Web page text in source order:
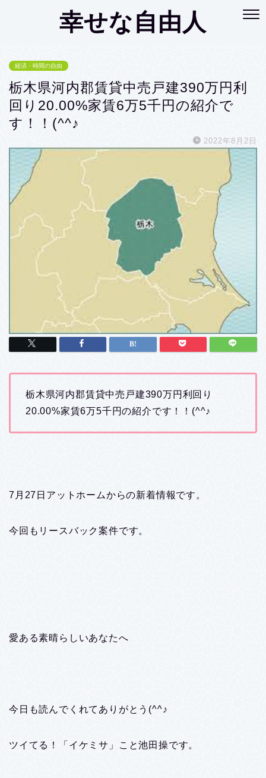
幸せな自由人
経済・時間の自由
栃木県河内郡賃貸中売戸建390万円利
回り20.00%家賃6万5千円の紹介で
す！！(^^♪
2022年8月2日
栃木県河内郡賃貸中売戸建390万円利回り
20.00%家賃6万5千円の紹介です！！(^^♪
7月27日アットホームからの新着情報です。
今回もリースバック案件です。
愛ある素晴らしいあなたへ
今日も読んでくれてありがとう(^^♪
ツイてる！「イケミサ」こと池田操です。